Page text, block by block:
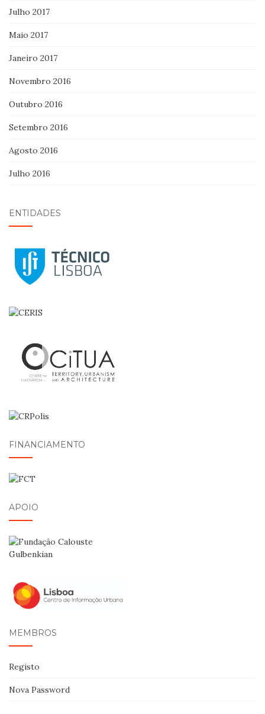
Julho 2017
Maio 2017
Janeiro 2017
Novembro 2016
Outubro 2016
Setembro 2016
Agosto 2016
Julho 2016
ENTIDADES
FINANCIAMENTO
APOIO
MEMBROS
Registo
Nova Password